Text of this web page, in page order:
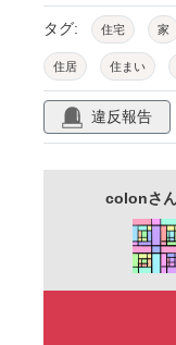
タグ: 住宅 家
住居 住まい
割れた 古い
建設 建造 1
水彩
余白 テクスチャ
違反報告
colonさ